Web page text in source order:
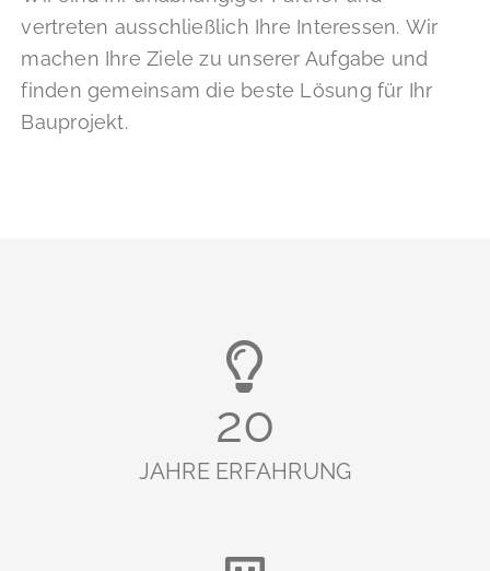
vertreten ausschließlich Ihre Interessen. Wir
machen Ihre Ziele zu unserer Aufgabe und
finden gemeinsam die beste Lösung für Ihr
Bauprojekt.
20
JAHRE ERFAHRUNG